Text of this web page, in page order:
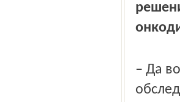
– Да